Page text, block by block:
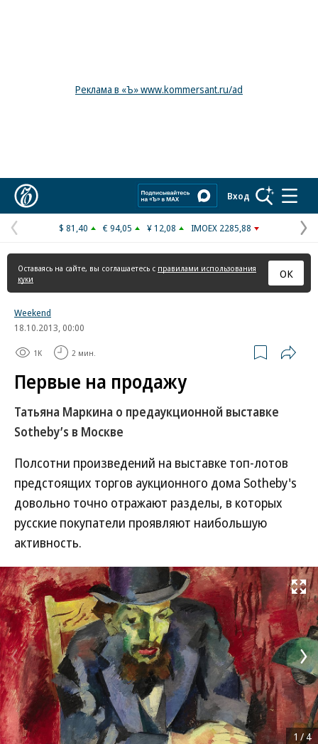
Реклама в «Ъ» www.kommersant.ru/ad
Вход
Предыдущая
страница
$ 81,40 € 94,05 ¥ 12,08 IMOEX 2285,88
Оставаясь на сайте, вы соглашаетесь с правилами использования
куки
ОК
Weekend
18.10.2013, 00:00
1K 2 мин.
Первые на продажу
Татьяна Маркина о предаукционной выставке
Sotheby’s в Москве
Полсотни произведений на выставке топ-лотов
предстоящих торгов аукционного дома Sotheby's
довольно точно отражают разделы, в которых
русские покупатели проявляют наибольшую
активность.
Развернуть
1 /4